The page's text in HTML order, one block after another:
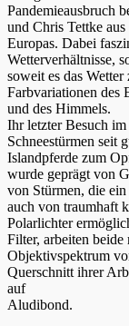
Pandemieausbruch
und Chris Tettke
Europas. Dabei
Wetterverhältnisse,
soweit es das
Farbvariationen des
und des Himmels.
Ihr letzter Besuch
Schneestürmen seit
Islandpferde zum
wurde geprägt von
von Stürmen, die
auch von traumhaft
Polarlichter
Filter, arbeiten
Objektivspektrum
Querschnitt ihrer
auf
Aludibond.